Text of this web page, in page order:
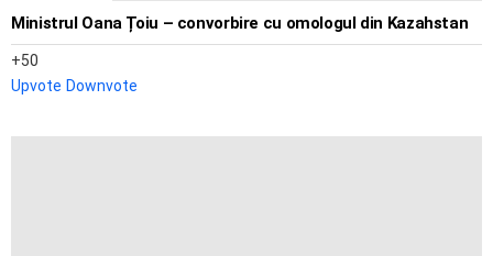
Ministrul Oana Țoiu – convorbire cu omologul din Kazahstan
50
Upvote Downvote